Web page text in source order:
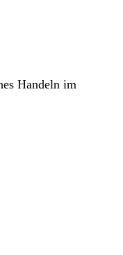
Handeln im